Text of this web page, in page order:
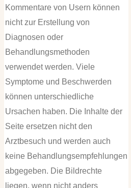
Kommentare von Usern können
nicht zur Erstellung von
Diagnosen oder
Behandlungsmethoden
verwendet werden. Viele
Symptome und Beschwerden
können unterschiedliche
Ursachen haben. Die Inhalte der
Seite ersetzen nicht den
Arztbesuch und werden auch
keine Behandlungsempfehlungen
abgegeben. Die Bildrechte
liegen, wenn nicht anders